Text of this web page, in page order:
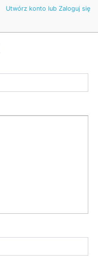
Utwórz konto lub Zaloguj się